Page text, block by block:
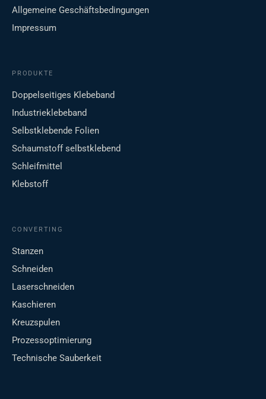
Allgemeine Geschäftsbedingungen
Impressum
PRODUKTE
Doppelseitiges Klebeband
Industrieklebeband
Selbstklebende Folien
Schaumstoff selbstklebend
Schleifmittel
Klebstoff
CONVERTING
Stanzen
Schneiden
Laserschneiden
Kaschieren
Kreuzspulen
Prozessoptimierung
Technische Sauberkeit